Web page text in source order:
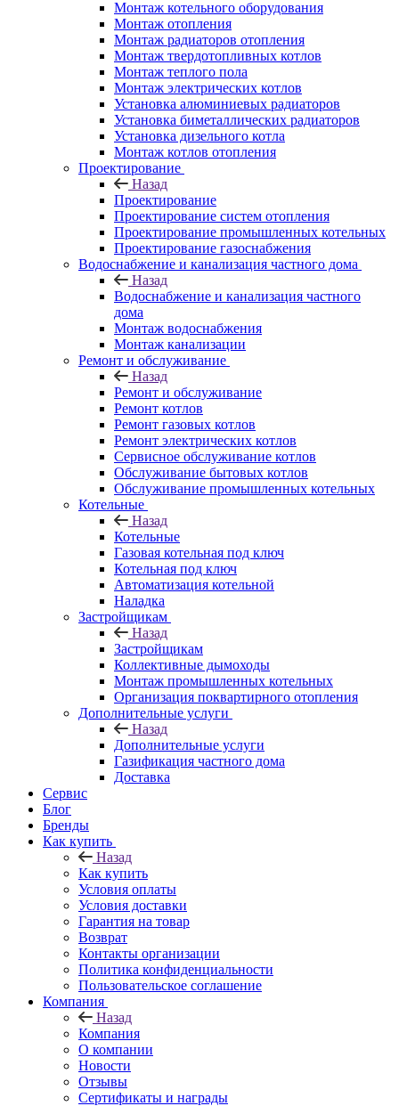
Монтаж котельного оборудования
Монтаж отопления
Монтаж радиаторов отопления
Монтаж твердотопливных котлов
Монтаж теплого пола
Монтаж электрических котлов
Установка алюминиевых радиаторов
Установка биметаллических радиаторов
Установка дизельного котла
Монтаж котлов отопления
Проектирование
Назад
Проектирование
Проектирование систем отопления
Проектирование промышленных котельных
Проектирование газоснабжения
Водоснабжение и канализация частного дома
Назад
Водоснабжение и канализация частного
дома
Монтаж водоснабжения
Монтаж канализации
Ремонт и обслуживание
Назад
Ремонт и обслуживание
Ремонт котлов
Ремонт газовых котлов
Ремонт электрических котлов
Сервисное обслуживание котлов
Обслуживание бытовых котлов
Обслуживание промышленных котельных
Котельные
Назад
Котельные
Газовая котельная под ключ
Котельная под ключ
Автоматизация котельной
Наладка
Застройщикам
Назад
Застройщикам
Коллективные дымоходы
Монтаж промышленных котельных
Организация поквартирного отопления
Дополнительные услуги
Назад
Дополнительные услуги
Газификация частного дома
Доставка
Сервис
Блог
Бренды
Как купить
Назад
Как купить
Условия оплаты
Условия доставки
Гарантия на товар
Возврат
Контакты организации
Политика конфиденциальности
Пользовательское соглашение
Компания
Назад
Компания
О компании
Новости
Отзывы
Сертификаты и награды